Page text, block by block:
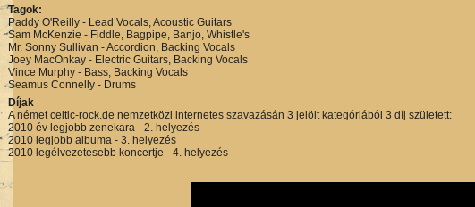
Tagok:
Paddy O'Reilly - Lead Vocals, Acoustic Guitars
Sam McKenzie - Fiddle, Bagpipe, Banjo, Whistle's
Mr. Sonny Sullivan - Accordion, Backing Vocals
Joey MacOnkay - Electric Guitars, Backing Vocals
Vince Murphy - Bass, Backing Vocals
Seamus Connelly - Drums
Díjak
A német celtic-rock.de nemzetközi internetes szavazásán 3 jelölt kategóriából 3 díj született:
2010 év legjobb zenekara - 2. helyezés
2010 legjobb albuma - 3. helyezés
2010 legélvezetesebb koncertje - 4. helyezés